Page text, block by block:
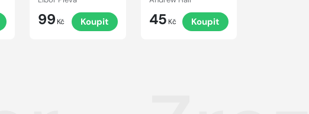
99 Kč Koupit 45 Kč Koupit